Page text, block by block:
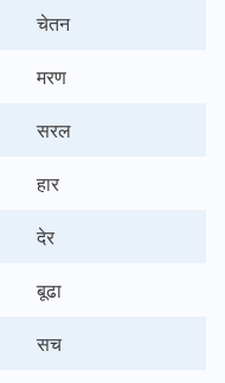
चेतन
मरण
सरल
हार
देर
बूढा
सच